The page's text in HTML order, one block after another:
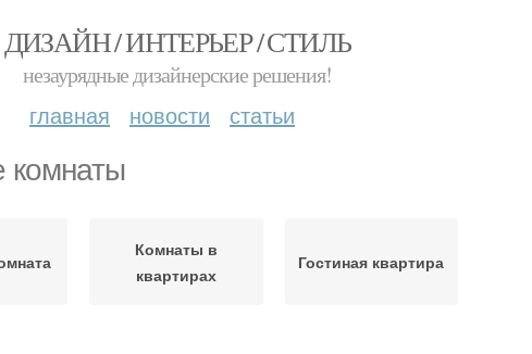
ДИЗАЙН / ИНТЕРЬЕР / СТИЛЬ
незаурядные дизайнерские решения!
главная новости статьи
комнаты
Комнаты в
квартирах
Гостиная квартира